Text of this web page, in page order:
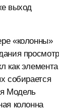
выход
«колонны»
как элемента
собирается
Модель
колонна